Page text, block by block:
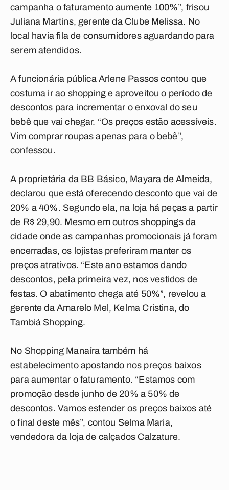
campanha o faturamento aumente 100%”, frisou
Juliana Martins, gerente da Clube Melissa. No
local havia fila de consumidores aguardando para
serem atendidos.
A funcionária pública Arlene Passos contou que
costuma ir ao shopping e aproveitou o período de
descontos para incrementar o enxoval do seu
bebê que vai chegar. “Os preços estão acessíveis.
Vim comprar roupas apenas para o bebê”,
confessou.
A proprietária da BB Básico, Mayara de Almeida,
declarou que está oferecendo desconto que vai de
20% a 40%. Segundo ela, na loja há peças a partir
de R$ 29,90. Mesmo em outros shoppings da
cidade onde as campanhas promocionais já foram
encerradas, os lojistas preferiram manter os
preços atrativos. “Este ano estamos dando
descontos, pela primeira vez, nos vestidos de
festas. O abatimento chega até 50%”, revelou a
gerente da Amarelo Mel, Kelma Cristina, do
Tambiá Shopping.
No Shopping Manaíra também há
estabelecimento apostando nos preços baixos
para aumentar o faturamento. “Estamos com
promoção desde junho de 20% a 50% de
descontos. Vamos estender os preços baixos até
o final deste mês”, contou Selma Maria,
vendedora da loja de calçados Calzature.